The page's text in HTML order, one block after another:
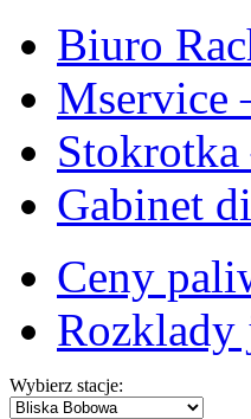
Biuro
Mservice
Gabinet
Ceny
Rozklady
Wybierz stacje: